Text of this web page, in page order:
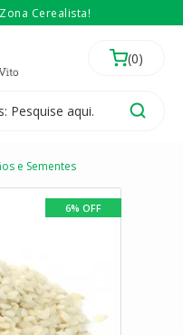
Cerealista!
de São Paulo!
no atacado
e Sementes
6% OFF